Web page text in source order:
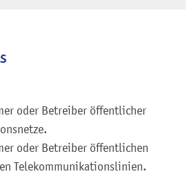
oder Betreiber öffentlicher
oder Betreiber öffentlichen
Telekommunikationslinien.